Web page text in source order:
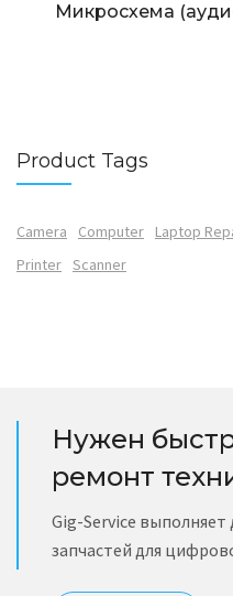
Микросхема
Product Tags
Camera Computer Laptop
Printer Scanner
Нужен
ремонт
Gig-Service
запчастей для